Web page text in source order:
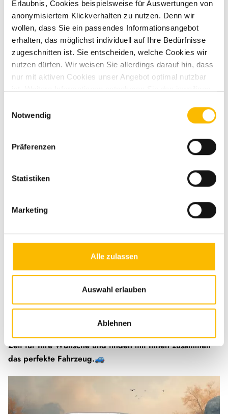
Erlaubnis, Cookies beispielsweise für Auswertungen von
anonymisiertem Klickverhalten zu nutzen. Denn wir
wollen, dass Sie ein passendes Informationsangebot
erhalten, das möglichst individuell auf Ihre Bedürfnisse
zugeschnitten ist. Sie entscheiden, welche Cookies wir
nutzen dürfen. Wir weisen Sie allerdings darauf hin, dass
nur mit aktiven Cookies unser Angebot optimal nutzbar
Notwendig
Präferenzen
Statistiken
Marketing
Alle zulassen
Auswahl erlauben
Ablehnen
innen mit Wohnraum ausgebaut wird. Die äußere Form bleibt
erhalten.
Vorteile:
sehr Kompakt und wendig
Ideal für Städte, Fähren und schmale Straßen
alltagstauglich
spontane Stopps möglich
für längeres Reisen und mehrere Personen nur begrenzt
👉 Ideal für alle die spontan, flexibel und minimalistisch
eigenen Reisegewohnheiten passt, nicht unbedingt das
größte oder teuerste.
Zeit für Ihre Wünsche und finden mit Ihnen zusammen
das perfekte Fahrzeug.🚙